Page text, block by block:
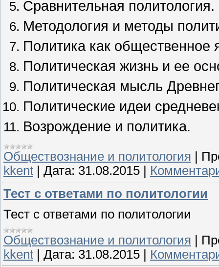
Сравнительная политология.
Методология и методы
Политика как общественное
Политическая жизнь и ее
Политическая мысль
Политические идеи
Возрождение и политика.
Обществознание и политология |
kkent | Дата: 31.08.2015 |
Тест с ответами по политологии
Тест с ответами по политологии
Обществознание и политология
kkent
Дата: 31.08.2015